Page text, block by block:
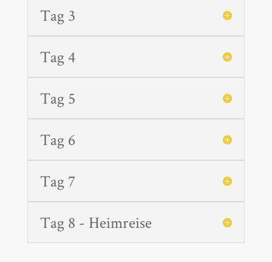
Tag 3
Tag 4
Tag 5
Tag 6
Tag 7
Tag 8 - Heimreise